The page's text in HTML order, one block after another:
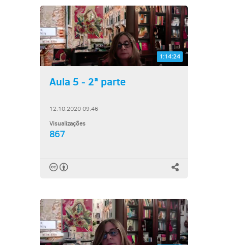
1:14:24
Aula 5 - 2ª parte
12.10.2020 09:46
Visualizações
867